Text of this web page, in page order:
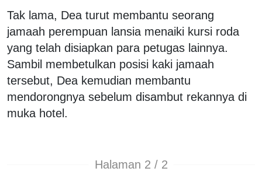
Tak lama, Dea turut membantu seorang
jamaah perempuan lansia menaiki kursi roda
yang telah disiapkan para petugas lainnya.
Sambil membetulkan posisi kaki jamaah
tersebut, Dea kemudian membantu
mendorongnya sebelum disambut rekannya di
muka hotel.
Halaman 2 / 2